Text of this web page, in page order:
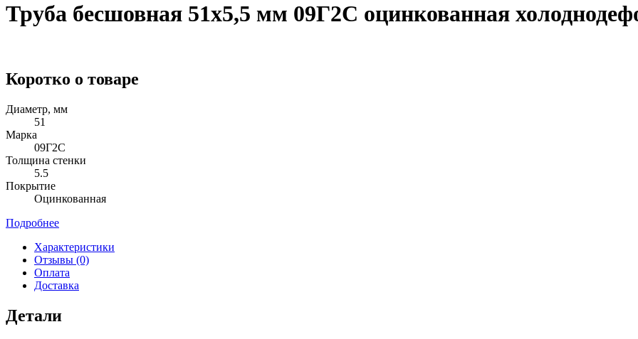
Труба бесшовная 51х5,5 мм 09Г2С оцинкованная
Коротко о товаре
Диаметр, мм
51
Марка
09Г2С
Толщина стенки
5.5
Покрытие
Оцинкованная
Подробнее
Характеристики
Отзывы (0)
Оплата
Доставка
Детали